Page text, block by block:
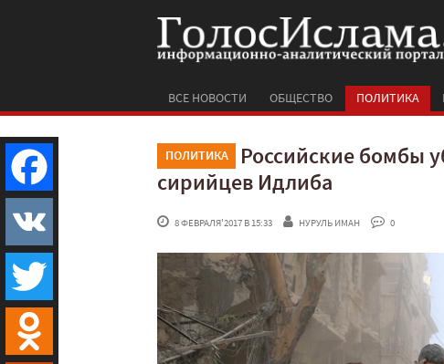
ВСЕ НОВОСТИ ОБЩЕСТВО ПОЛИТИКА
ПОЛИТИКА
Российские бомбы
сирийцев Идлиба
8 ФЕВРАЛЯ'2017 В 15:33 НУРУЛЬ ИМАН 0
Facebook
VK
Twitter